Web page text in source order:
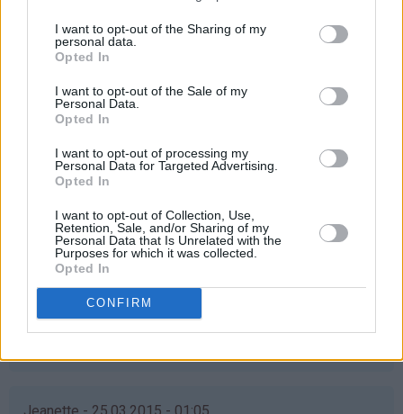
I want to opt-out of the Sharing of my
personal data.
Opted In
I want to opt-out of the Sale of my
Personal Data.
Opted In
I want to opt-out of processing my
Personal Data for Targeted Advertising.
Opted In
I want to opt-out of Collection, Use,
Retention, Sale, and/or Sharing of my
Personal Data that Is Unrelated with the
Purposes for which it was collected.
Opted In
CONFIRM
Monica - 25.03.2015 - 00:44
Håper håper håper jeg vinner :) Har alltid hatt et helt greit
vaffeljern, men hadde vært fint å fått et skikkelig et :)
Elsker vafler God påske og lykke til med trekningen!
Tittei! Jeg har en papegøye som elsker vafler ;-) Både
hun og jeg vil bli hoppende glade om vi kan få et nytt
vaffeljern :-D Her i huset går det unna i både grove og
søte vafler, men pipen vil gjerne forsyne seg fra jernet
om det tar for lang tid og det gjør det gamle vi har ;-p